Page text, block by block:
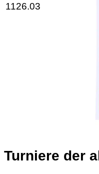
1126.03
Turniere der